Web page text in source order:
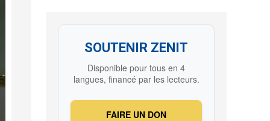
SOUTENIR ZENIT
Disponible pour tous en 4
langues, financé par les lecteurs.
FAIRE UN DON